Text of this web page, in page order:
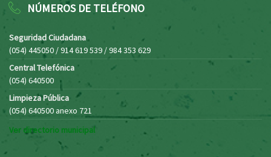
NÚMEROS DE TELÉFONO
Seguridad Ciudadana
(054) 445050 / 914 619 539 / 984 353 629
Central Telefónica
(054) 640500
Limpieza Pública
(054) 640500 anexo 721
Ver directorio municipal